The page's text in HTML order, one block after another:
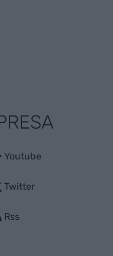
Youtube
Twitter
Rss